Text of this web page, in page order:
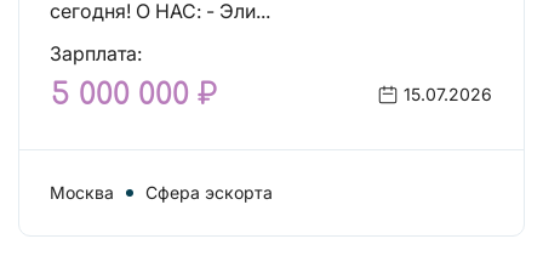
сегодня! О НАС: - Эли...
Зарплата:
5 000 000 ₽ 15.07.2026
Москва Сфера эскорта